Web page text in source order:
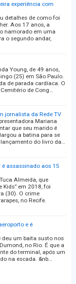
experiência com
detalhes de como foi
Aos 17 anos, a
namorado em uma
o segundo andar,
Young, de 49 anos,
(25) em São Paulo.
de parada cardíaca. O
de Cong…
jornalista da Rede TV
Mariana
que seu marido é
a batina para se
do livro da…
é assassinado aos 15
Almeida, que
Kids” em 2018, foi
(30). O crime
no Recife.
e é
um baita susto nos
no Rio. É que a
do terminal, após um
na escada. &nb…